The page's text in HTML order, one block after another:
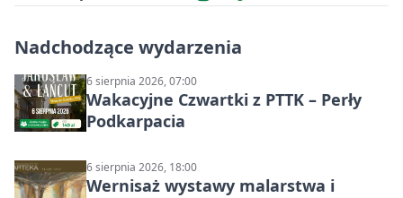
Nadchodzące wydarzenia
6 sierpnia 2026, 07:00
Wakacyjne Czwartki z PTTK – Perły
Podkarpacia
6 sierpnia 2026, 18:00
Wernisaż wystawy malarstwa i